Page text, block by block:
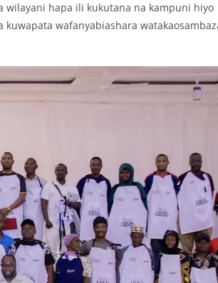
wilayani hapa ili kukutana na kampuni hiyo
wafanyabiashara